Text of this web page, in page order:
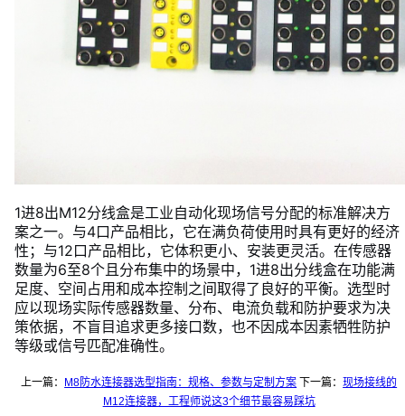
1进8出M12分线盒是工业自动化现场信号分配的标准解决方
案之一。与4口产品相比，它在满负荷使用时具有更好的经济
性；与12口产品相比，它体积更小、安装更灵活。在传感器
数量为6至8个且分布集中的场景中，1进8出分线盒在功能满
足度、空间占用和成本控制之间取得了良好的平衡。选型时
应以现场实际传感器数量、分布、电流负载和防护要求为决
策依据，不盲目追求更多接口数，也不因成本因素牺牲防护
等级或信号匹配准确性。
上一篇： M8防水连接器选型指南：规格、参数与定制方案 下一篇：现场接线的
M12连接器，工程师说这3个细节最容易踩坑